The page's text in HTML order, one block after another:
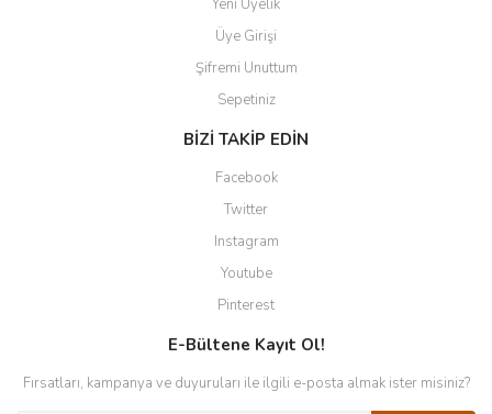
Yeni Üyelik
Üye Girişi
Şifremi Unuttum
Sepetiniz
BİZİ TAKİP EDİN
Facebook
Twitter
Instagram
Youtube
Pinterest
E-Bültene Kayıt Ol!
Fırsatları, kampanya ve duyuruları ile ilgili e-posta almak ister misiniz?